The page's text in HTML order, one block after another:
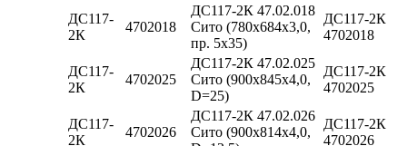
ДС117-
2К
4702018
ДС117-2К 47.02.018
Сито (780х684х3,0,
пр. 5х35)
ДС117-2К
4702018
ДС117-
2К
4702025
ДС117-2К 47.02.025
Сито (900х845х4,0,
D=25)
ДС117-2К
4702025
ДС117-
2К
4702026
ДС117-2К 47.02.026
Сито (900х814х4,0,
ДС117-2К
4702026